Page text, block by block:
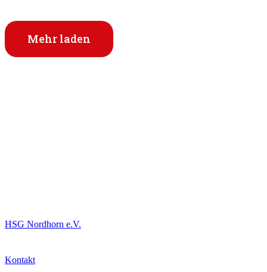
Mehr laden
HSG Nordhorn e.V.
Kontakt